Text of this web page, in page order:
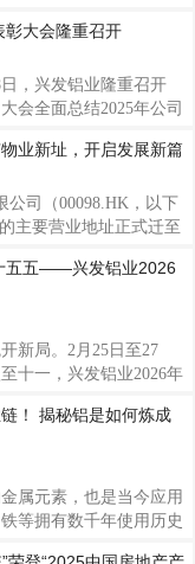
质量、技术创新、服务
维度综合评审。评选结
进，旨在通过系统升级
标准化、一体化、自动
展注入新动能。会上，
责人刘权锋指出，随着
一体化、自动化、智能
库、财务共享、设备系
数据管理，全面
彰大会隆重召开
，兴发铝业隆重召开
会全面总结2025年公司
中表现突出的优秀个人
力量，激励全体员工以
五五”开局新征程。会
年度工作总结及2026
剖析了当前公司发展进
公司2026年的整体奋斗
，2025年是兴发铝
业新址，开启发展新篇
公司（00098.HK，以下
主要营业地址正式迁至
实了公司在香港的业务
了解，新址所在的九龙
创产业聚集区，交通网
客户接待、商务合作及
作为在香港联合交易所
是公司优化运营资源的
健发展的实力，
五五——兴发铝业2026
新局。2月25日至27
十一，兴发铝业2026年
参训人数共131人。公司
总经理及生产、质量、
堂，其中线下80余人，
一场收心归位的“新春
五五”规划谋篇布局的关
！ 揭秘铝是如何炼成
属元素，也是当今应用
等拥有数千年使用历史